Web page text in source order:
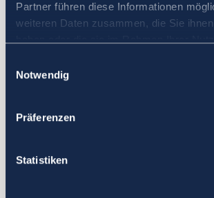
Partner führen diese Informationen
weiteren Daten zusammen, die Sie
Notwendig
Präferenzen
Statistiken